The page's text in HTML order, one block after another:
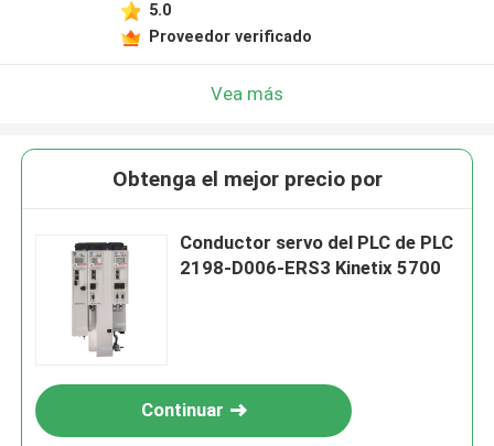
5.0
Proveedor verificado
Vea más
Obtenga el mejor precio por
Conductor servo del PLC de PLC
2198-D006-ERS3 Kinetix 5700
Continuar